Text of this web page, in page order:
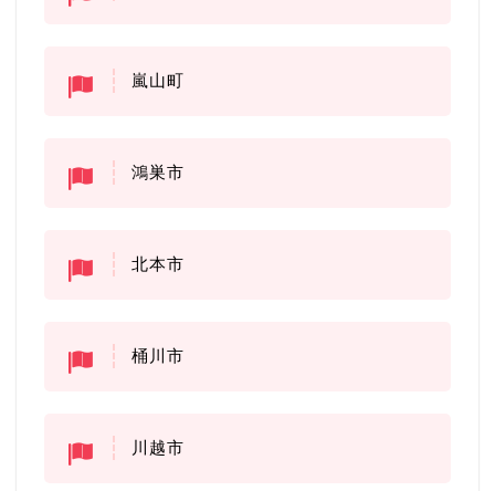
嵐山町
鴻巣市
北本市
桶川市
川越市